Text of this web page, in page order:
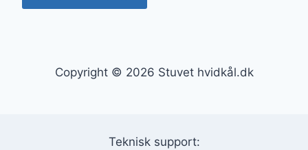
Copyright © 2026 Stuvet hvidkål.dk
Teknisk support: